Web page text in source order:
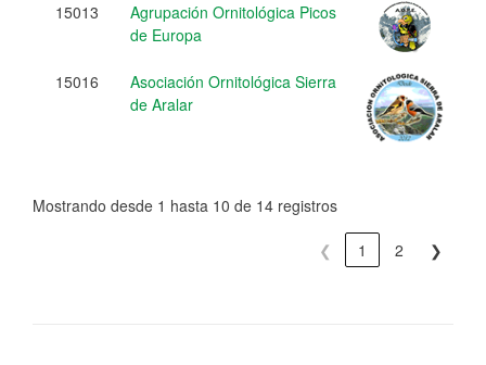
15013
Agrupación Ornitológica Picos
de Europa
15016
Asociación Ornitológica Sierra
de Aralar
Mostrando desde 1 hasta 10 de 14 registros
❮ 1 2 ❯